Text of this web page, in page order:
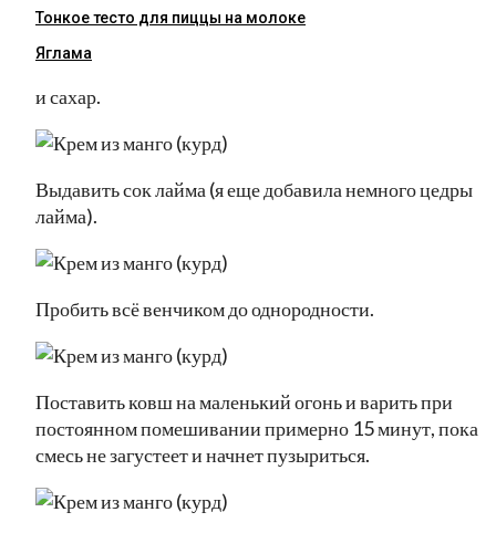
Тонкое тесто для пиццы на молоке
Яглама
и сахар.
Выдавить сок лайма (я еще добавила немного цедры
лайма).
Пробить всё венчиком до однородности.
Поставить ковш на маленький огонь и варить при
постоянном помешивании примерно 15 минут, пока
смесь не загустеет и начнет пузыриться.